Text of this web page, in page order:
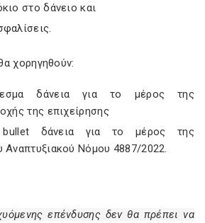
στο δάνειο και
χορηγηθούν:
δάνεια για το μέρος της
της επιχείρησης
bullet δάνεια για το μέρος της
Αναπτυξιακού Νόμου 4887/2022.
επένδυσης δεν θα πρέπει να